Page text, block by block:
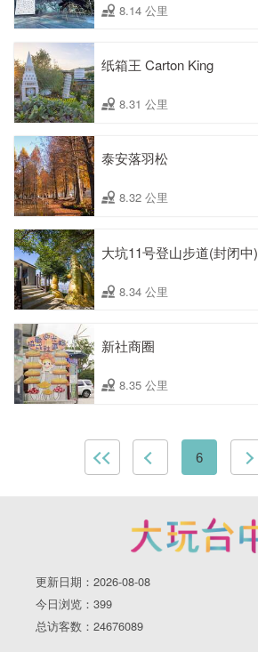
8.14 公里
纸箱王 Carton King
8.31 公里
泰安落羽松
8.32 公里
大坑11号登山步道(封闭中)
8.34 公里
新社商圈
8.35 公里
6
更新日期：2026-08-08
今日浏览：399
总访客数：24676089